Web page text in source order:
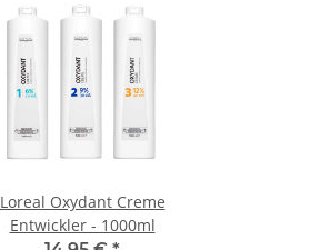
Loreal Oxydant Creme
Entwickler - 1000ml